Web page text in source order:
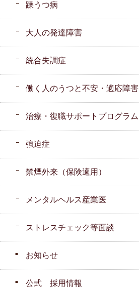
躁うつ病
大人の発達障害
統合失調症
働く人のうつと不安・適応障害
治療・復職サポートプログラム
強迫症
禁煙外来（保険適用）
メンタルヘルス産業医
ストレスチェック等面談
お知らせ
公式 採用情報